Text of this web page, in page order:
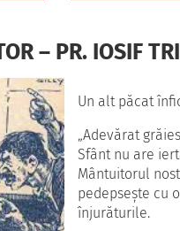
– PR. IOSIF
Un alt păcat
„Adevărat
Sfânt nu are
Mântuitorul
pedepseşte cu
înjurăturile.